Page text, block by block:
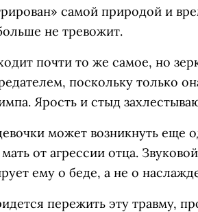
самой природой и
не тревожит.
почти то же самое, но
поскольку только
Ярость и стыд
может возникнуть еще
от агрессии отца.
ему о беде, а не о
пережить эту травму,